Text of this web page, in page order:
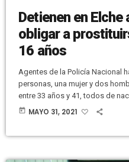
Detienen en
obligar a
16 años
Agentes de la Policía Nacional
personas, una mujer y dos
entre 33 años y 41, todos de
por delitos de prostitución de
today MAYO 31, 2021